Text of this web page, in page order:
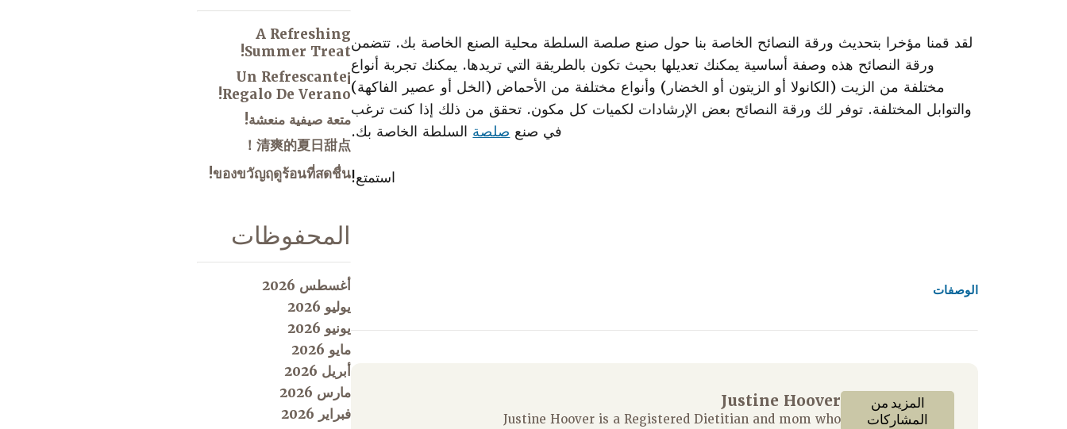
لقد قمنا مؤخرا بتحديث ورقة النصائح الخاصة بنا حول صنع صلصة السلطة محلية الصنع الخاصة بك. تتضمن
ورقة النصائح هذه وصفة أساسية يمكنك تعديلها بحيث تكون بالطريقة التي تريدها. يمكنك تجربة أنواع
مختلفة من الزيت (الكانولا أو الزيتون أو الخضار) وأنواع مختلفة من الأحماض (الخل أو عصير الفاكهة)
والتوابل المختلفة. توفر لك ورقة النصائح بعض الإرشادات لكميات كل مكون. تحقق من ذلك إذا كنت ترغب
في صنع صلصة السلطة الخاصة بك.
استمتع!
الوصفات
المزيد من
المشاركات
Justine Hoover
Justine Hoover is a Registered Dietitian and mom who
A Refreshing
Summer Treat!
¡Un Refrescante
Regalo De Verano!
متعة صيفية منعشة!
清爽的夏日甜点！
ของขวัญฤดูร้อนที่สดชื่น!
المحفوظات
أغسطس 2026
يوليو 2026
يونيو 2026
مايو 2026
أبريل 2026
مارس 2026
فبراير 2026